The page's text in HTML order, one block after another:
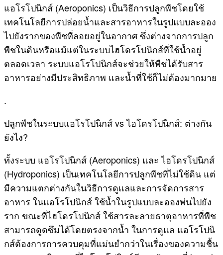
แอโรโปนิกส์ (Aeroponics) เป็นวิธีการปลูกพืชโดยใช้
เทคโนโลยีการปล่อยน้ำและสารอาหารในรูปแบบละออง
ไปยังรากของพืชที่ลอยอยู่ในอากาศ ซึ่งต่างจากการปลูก
พืชในดินหรือแม้แต่ในระบบไฮโดรโปนิกส์ที่ใช้น้ำอยู่
ตลอดเวลา ระบบแอโรโปนิกส์จะช่วยให้พืชได้รับสาร
อาหารอย่างมีประสิทธิภาพ และน้ำที่ใช้ก็ไม่ต้องมากมาย
.
ปลูกพืชในระบบแอโรโปนิกส์ vs ไฮโดรโปนิกส์: ต่างกัน
ยังไง?
ทั้งระบบ แอโรโปนิกส์ (Aeroponics) และ ไฮโดรโปนิกส์
(Hydroponics) เป็นเทคโนโลยีการปลูกพืชที่ไม่ใช้ดิน แต่
มีความแตกต่างกันในวิธีการดูแลและการจัดการสาร
อาหาร ในแอโรโปนิกส์ ใช้น้ำในรูปแบบละอองพ่นไปยัง
ราก ขณะที่ไฮโดรโปนิกส์ ใช้สารละลายธาตุอาหารที่พืช
สามารถดูดซึมได้โดยตรงจากน้ำ ในการดูแล แอโรโปนิ
กส์ต้องการการควบคุมที่แม่นยำกว่าในเรื่องของความชื้น